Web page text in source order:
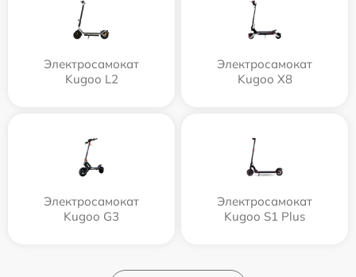
Электросамокат
Kugoo L2
Электросамокат
Kugoo X8
Электросамокат
Kugoo G3
Электросамокат
Kugoo S1 Plus